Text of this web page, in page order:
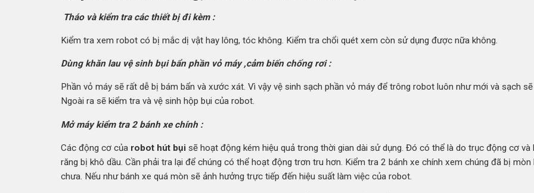
Tháo và kiểm tra các thiết bị đi kèm :
Kiểm tra xem robot có bị mắc dị vật hay lông, tóc không. Kiểm tra chổi quét xem còn sử dụng được nữa không.
Dùng khăn lau vệ sinh bụi bẩn phần vỏ máy ,cảm biến chống rơi :
Phần vỏ máy sẽ rất dễ bị bám bẩn và xước xát. Vì vậy vệ sinh sạch phần vỏ máy để trông robot luôn như mới và sạch sẽ
Ngoài ra sẽ kiểm tra và vệ sinh hộp bụi của robot.
Mở máy kiểm tra 2 bánh xe chính :
Các động cơ của robot hút bụi sẽ hoạt động kém hiệu quả trong thời gian dài sử dụng. Đó có thể là do trục động cơ và
răng bị khô dầu. Cần phải tra lại để chúng có thể hoạt động trơn tru hơn. Kiểm tra 2 bánh xe chính xem chúng đã bị mòn
chưa. Nếu như bánh xe quá mòn sẽ ảnh hưởng trực tiếp đến hiệu suất làm việc của robot.